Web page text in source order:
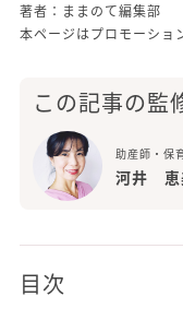
著者：ままのて編集部
本ページはプロモーショ
この記事の監
助産師・保
河井 恵
目次